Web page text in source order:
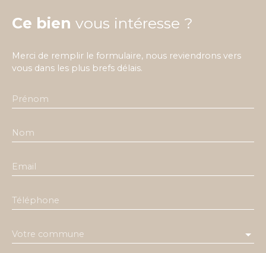
Ce bien vous intéresse ?
Merci de remplir le formulaire, nous reviendrons vers
vous dans les plus brefs délais.
Prénom
Nom
Email
Téléphone
Votre commune